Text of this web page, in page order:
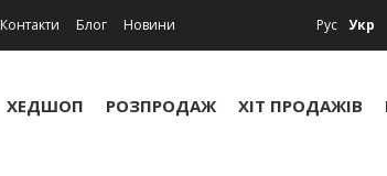
Контакти Блог
Новини
Рус Укр
ХЕДШОП РОЗПРОДАЖ ХІТ ПРОДАЖІВ